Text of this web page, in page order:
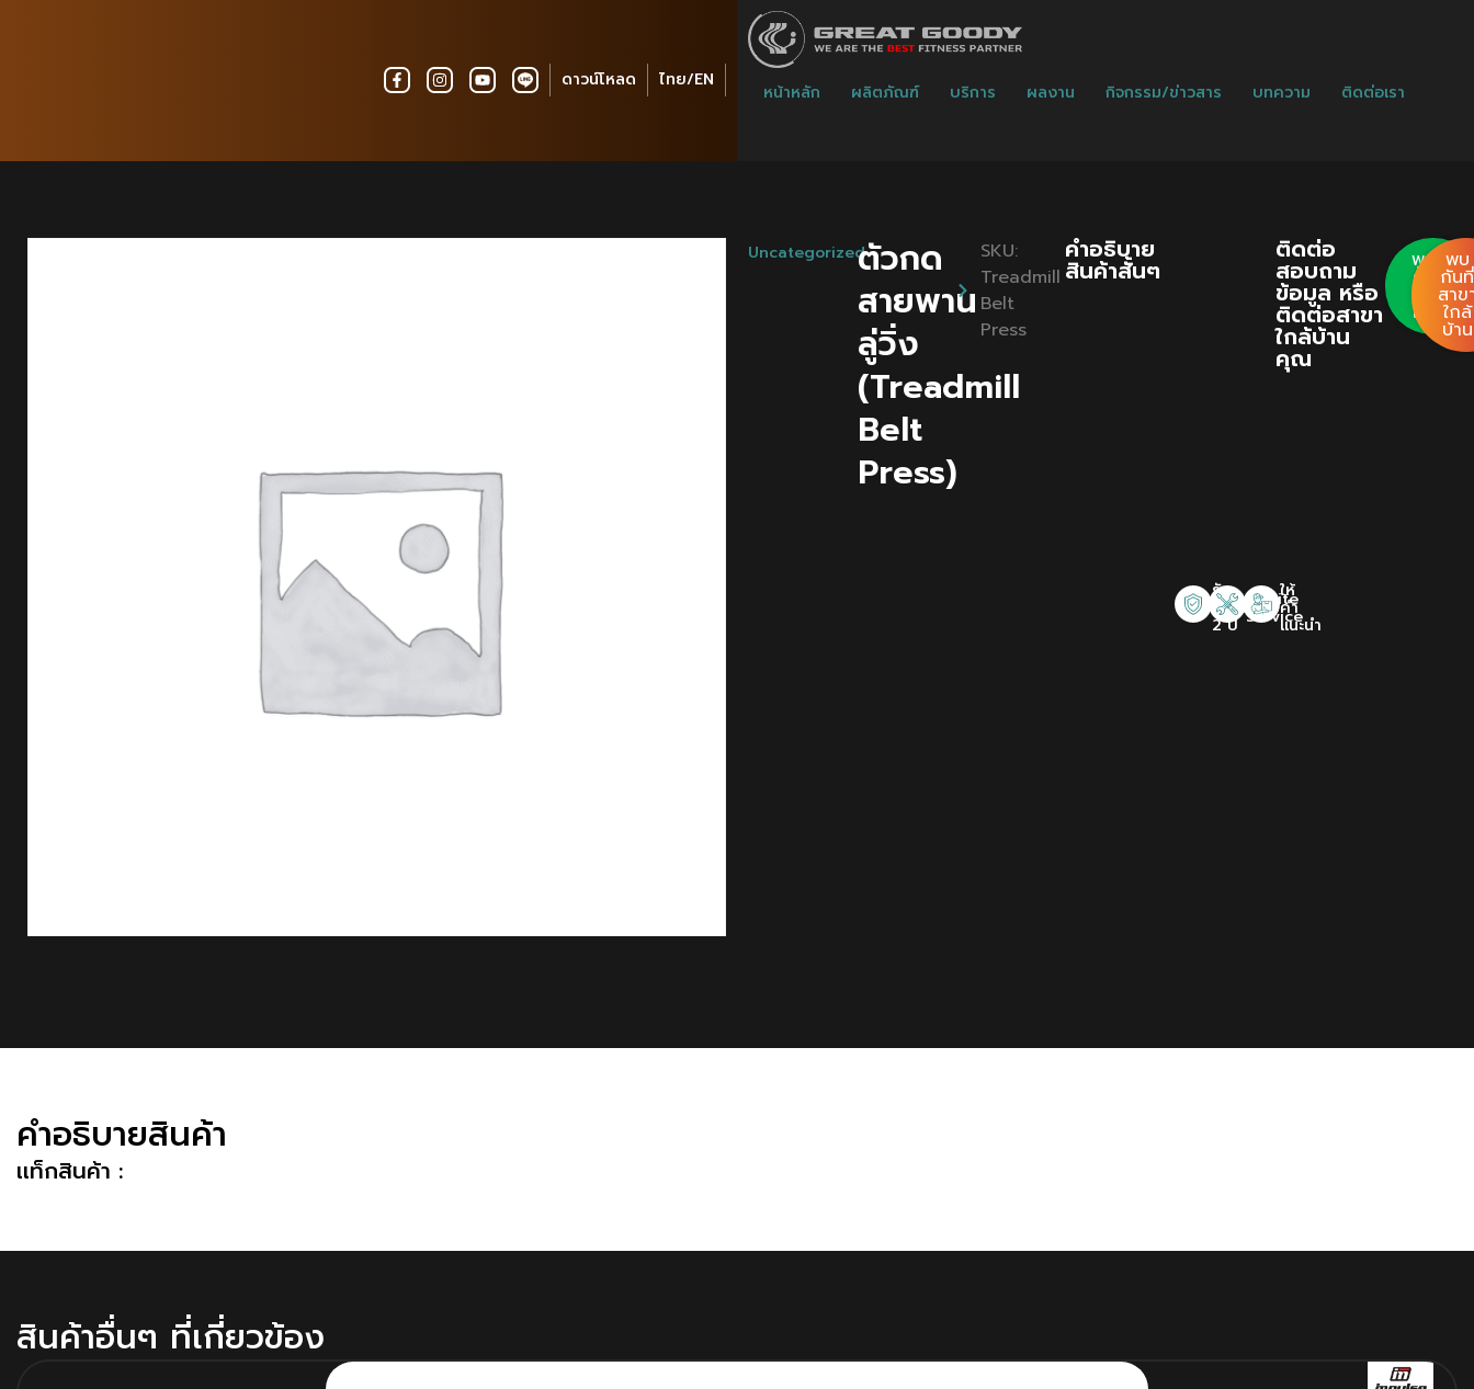
ดาวน์โหลด ไทย/EN
หน้าหลัก ผลิตภัณฑ์ บริการ ผลงาน กิจกรรม/ข่าวสาร บทความ ติดต่อเรา
Uncategorizedตัวกด
สายพาน
ลู่วิ่ง
(Treadmill
Belt
Press)
SKU:
Treadmill
Belt
Press
คําอธิบาย
สินค้าสั้นๆ
รับ
ประกัน
2 ปี
Onsite
Service
ให้
คำ
แนะนำ
ติดต่อ
สอบถาม
ข้อมูล หรือ
ติดต่อสาขา
ใกล้บ้าน
คุณ
พูด
คุย
เรา
พบ
กันที่
สาข
ใกล้
บ้าน
คําอธิบายสินค้า
เเท็กสินค้า :
สินค้าอื่นๆ ที่เกี่ยวข้อง